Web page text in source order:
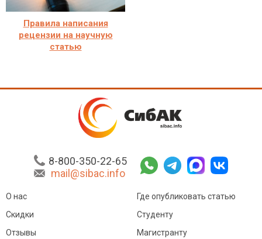
Правила написания
рецензии на научную
статью
8-800-350-22-65
mail@sibac.info
О нас
Скидки
Отзывы
Где опубликовать статью
Студенту
Магистранту